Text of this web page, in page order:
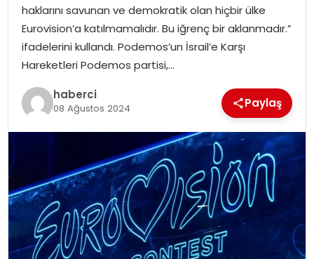
haklarını savunan ve demokratik olan hiçbir ülke
Eurovision’a katılmamalıdır. Bu iğrenç bir aklanmadır.”
ifadelerini kullandı. Podemos’un İsrail’e Karşı
Hareketleri Podemos partisi,…
haberci
08 Ağustos 2024 Paylaş